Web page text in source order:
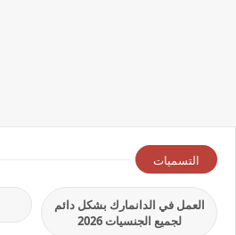
التسميات
العمل في الدانمارك بشكل دائم
لجميع الجنسيات 2026